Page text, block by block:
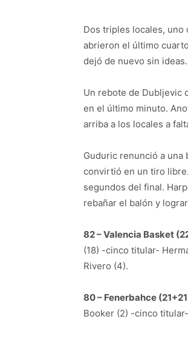
Dos triples locales, uno
abrieron el último
dejó de nuevo sin
Un rebote de Dubljevic
en el último minuto.
arriba a los locales a
Guduric renunció a una
convirtió en un tiro
segundos del final.
rebañar el balón y
82 – Valencia Basket
(18) -cinco titular-
Rivero (4).
80 – Fenerbahce
Booker (2) -cinco